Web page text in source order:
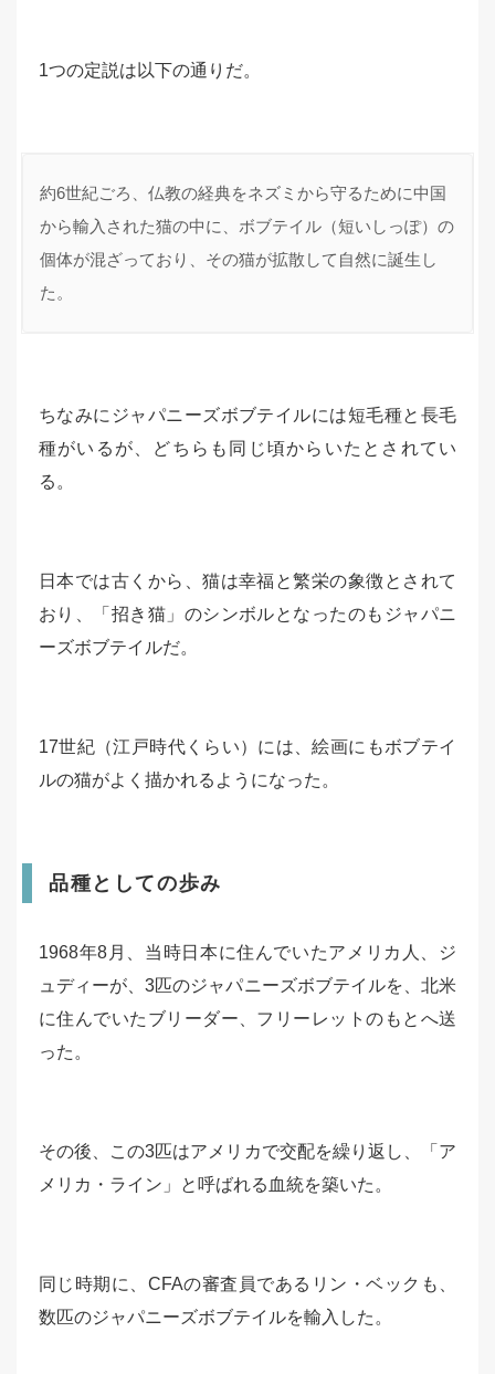
1つの定説は以下の通りだ。
約6世紀ごろ、仏教の経典をネズミから守るために中国
から輸入された猫の中に、ボブテイル（短いしっぽ）の
個体が混ざっており、その猫が拡散して自然に誕生し
た。
ちなみにジャパニーズボブテイルには短毛種と長毛
種がいるが、どちらも同じ頃からいたとされてい
る。
日本では古くから、猫は幸福と繁栄の象徴とされて
おり、「招き猫」のシンボルとなったのもジャパニ
ーズボブテイルだ。
17世紀（江戸時代くらい）には、絵画にもボブテイ
ルの猫がよく描かれるようになった。
品種としての歩み
1968年8月、当時日本に住んでいたアメリカ人、ジ
ュディーが、3匹のジャパニーズボブテイルを、北米
に住んでいたブリーダー、フリーレットのもとへ送
った。
その後、この3匹はアメリカで交配を繰り返し、「ア
メリカ・ライン」と呼ばれる血統を築いた。
同じ時期に、CFAの審査員であるリン・ベックも、
数匹のジャパニーズボブテイルを輸入した。